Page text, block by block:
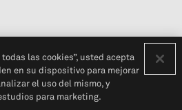
las cookies”, usted acepta
en su dispositivo para mejorar
el uso del mismo, y
para marketing.